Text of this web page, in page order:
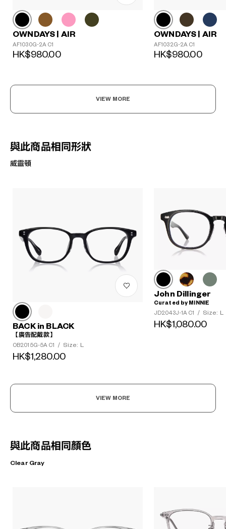
OWNDAYS | AIR
AF1030G-2A C1
HK$980.00
OWNDAYS | AIR
AF1032G-2A C1
HK$980.00
VIEW MORE
與此商品相同形狀
威靈頓
BACK in BLACK
【廣告配戴款】
OB2015G-5A C1
/ Size: L
HK$1,280.00
John Dillinger
Curated by MINNIE
JD2043J-1A C1
/ Size: L
HK$1,080.00
VIEW MORE
與此商品相同顏色
Clear Gray